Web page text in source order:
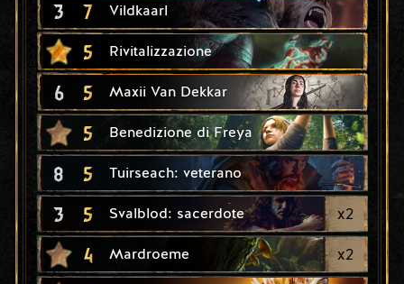
3 7 Vildkaarl
5 Rivitalizzazione
6 5 Maxii Van Dekkar
5 Benedizione di Freya
8 5 Tuirseach: veterano
3 5 Svalblod: sacerdote x2
4 Mardroeme x2